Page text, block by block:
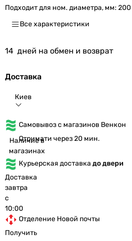
Подходит для ном. диаметра, мм: 200
Все характеристики
14 дней на обмен и возврат
Доставка
Киев
Самовывоз с магазинов Венкон
Наличие в
магазинах
Отримати через 20 мин.
Курьерская доставка до двери
Доставка
завтра
с
10:00
Отделение Новой почты
Получить